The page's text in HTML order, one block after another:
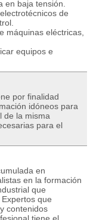
en baja tensión.
de
máquinas eléctricas,
equipos e
por finalidad
idóneos para
de la misma
para el
en
en la formación
que
que
contenidos